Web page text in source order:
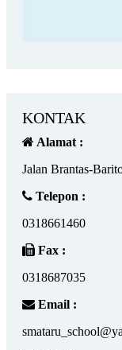
KONTAK
Alamat :
Jalan Brantas-
Telepon :
0318661460
Fax :
0318687035
Email :